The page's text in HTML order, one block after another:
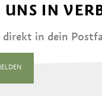
IN
in dein